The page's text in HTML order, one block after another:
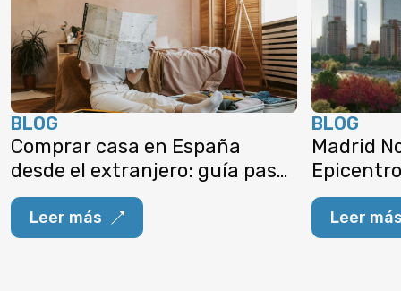
BLOG
Comprar casa en España
desde el extranjero: guía paso
a paso (2025)
Leer más
BLOG
Madrid
Leer